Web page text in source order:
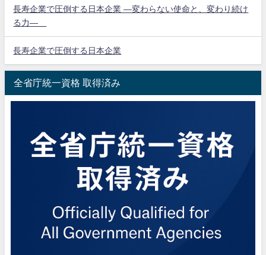
長寿企業で圧倒する日本企業 ―変わらない使命と、変わり続け
る力―
長寿企業で圧倒する日本企業
全省庁統一資格 取得済み